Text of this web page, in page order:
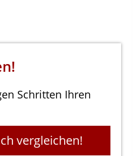
Schritten Ihren
vergleichen!